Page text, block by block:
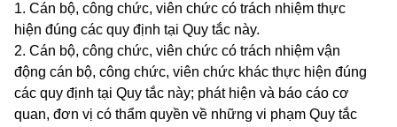
1. Cán bộ, công chức, viên chức có trách nhiệm thực
hiện đúng các quy định tại Quy tắc này.
2. Cán bộ, công chức, viên chức có trách nhiệm vận
động cán bộ, công chức, viên chức khác thực hiện đúng
các quy định tại Quy tắc này; phát hiện và báo cáo cơ
quan, đơn vị có thẩm quyền về những vi phạm Quy tắc